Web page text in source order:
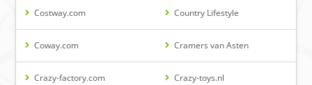
Costway.com Country Lifestyle
Coway.com Cramers van Asten
Crazy-factory.com Crazy-toys.nl